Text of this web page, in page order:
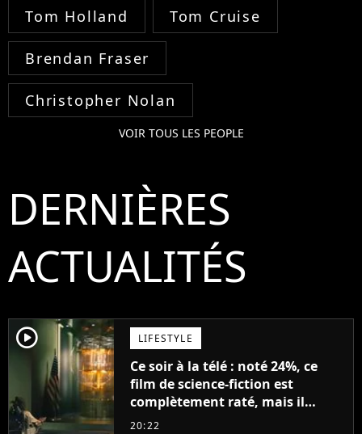
Tom Holland Tom Cruise
Brendan Fraser
Christopher Nolan
VOIR TOUS LES PEOPLE
DERNIÈRES
ACTUALITÉS
player2 LIFESTYLE
Ce soir à la télé : noté 24%, ce
film de science-fiction est
complètement raté, mais il
aurait pu être encore pire à
20:22